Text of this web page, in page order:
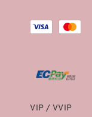
VIP / VVIP